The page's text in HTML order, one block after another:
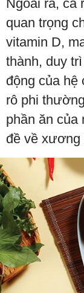
Ngoài ra, cá
quan trọng
vitamin D,
thành, duy
động của
rô phi
phần ăn
đề về xương